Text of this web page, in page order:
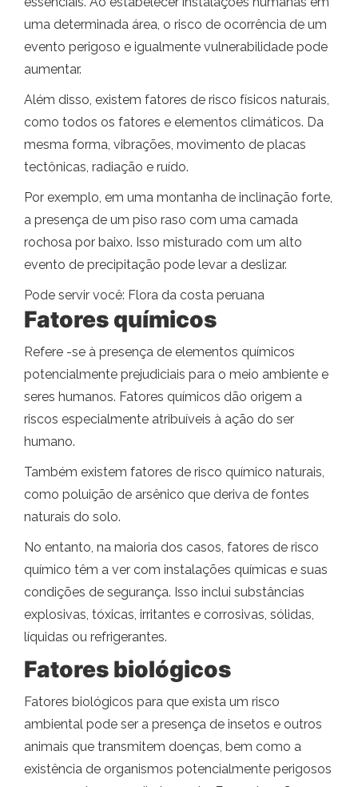
uma determinada área, o risco de ocorrência de um
evento perigoso e igualmente vulnerabilidade pode
aumentar.
Além disso, existem fatores de risco físicos naturais,
como todos os fatores e elementos climáticos. Da
mesma forma, vibrações, movimento de placas
tectônicas, radiação e ruído.
Por exemplo, em uma montanha de inclinação forte,
a presença de um piso raso com uma camada
rochosa por baixo. Isso misturado com um alto
evento de precipitação pode levar a deslizar.
Pode servir você: Flora da costa peruana
Fatores químicos
Refere -se à presença de elementos químicos
potencialmente prejudiciais para o meio ambiente e
seres humanos. Fatores químicos dão origem a
riscos especialmente atribuíveis à ação do ser
humano.
Também existem fatores de risco químico naturais,
como poluição de arsênico que deriva de fontes
naturais do solo.
No entanto, na maioria dos casos, fatores de risco
químico têm a ver com instalações químicas e suas
condições de segurança. Isso inclui substâncias
explosivas, tóxicas, irritantes e corrosivas, sólidas,
líquidas ou refrigerantes.
Fatores biológicos
Fatores biológicos para que exista um risco
ambiental pode ser a presença de insetos e outros
animais que transmitem doenças, bem como a
existência de organismos potencialmente perigosos